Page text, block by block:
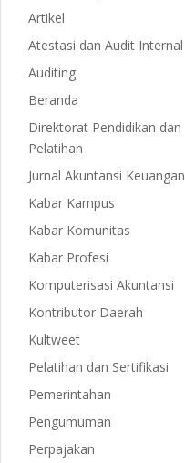
Artikel
Atestasi dan Audit Internal
Auditing
Beranda
Direktorat Pendidikan dan
Pelatihan
Jurnal Akuntansi Keuangan
Kabar Kampus
Kabar Komunitas
Kabar Profesi
Komputerisasi Akuntansi
Kontributor Daerah
Kultweet
Pelatihan dan Sertifikasi
Pemerintahan
Pengumuman
Perpajakan